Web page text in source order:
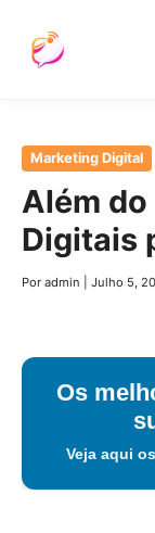
Pular
conteúdo
principal
Marketing Digital
Além do
Digitais
Por admin Julho 5,
Os
Veja aqui